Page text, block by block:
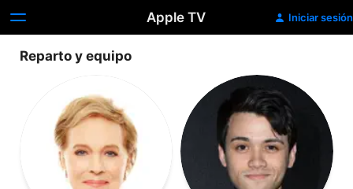
Apple TV Iniciar sesión
Reparto y equipo